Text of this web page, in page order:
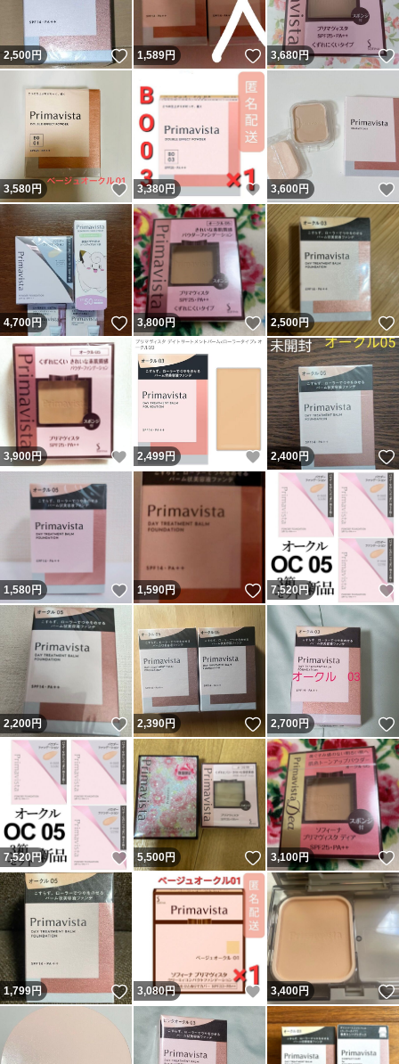
2,500円 いいね！
1,589円 いいね！
3,680円
3,580円 いいね！
3,380円 いいね！
3,600円
4,700円 いいね！
3,800円 いいね！
2,500円
3,900円 いいね！
2,499円 いいね！
2,400円
1,580円 いいね！
1,590円 いいね！
7,520円
2,200円 いいね！
2,390円 いいね！
2,700円
7,520円 いいね！
5,500円 いいね！
3,100円
1,799円 いいね！
3,080円 いいね！
3,400円